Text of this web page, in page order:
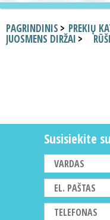
PAGRINDINIS PREKIŲ
JUOSMENS DIRŽAI
Susisiekite